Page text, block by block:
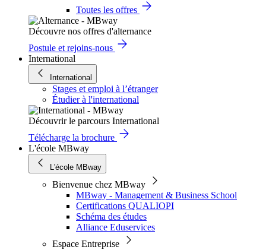
Toutes les offres
Découvre nos offres d'alternance
Postule et rejoins-nous
International
International
Stages et emploi à l’étranger
Étudier à l'international
Découvrir le parcours International
Télécharge la brochure
L'école MBway
L'école MBway
Bienvenue chez MBway
MBway - Management & Business School
Certifications QUALIOPI
Schéma des études
Alliance Eduservices
Espace Entreprise